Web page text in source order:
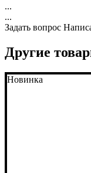
...
...
Задать вопрос
Другие
Новинка